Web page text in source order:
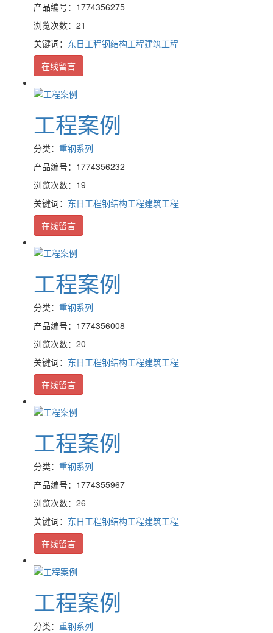
产品编号：1774356275
浏览次数：21
关键词： 东日工程钢结构工程建筑工程
在线留言
工程案例
分类： 重钢系列
产品编号：1774356232
浏览次数：19
关键词： 东日工程钢结构工程建筑工程
在线留言
工程案例
分类： 重钢系列
产品编号：1774356008
浏览次数：20
关键词： 东日工程钢结构工程建筑工程
在线留言
工程案例
分类： 重钢系列
产品编号：1774355967
浏览次数：26
关键词： 东日工程钢结构工程建筑工程
在线留言
工程案例
分类： 重钢系列